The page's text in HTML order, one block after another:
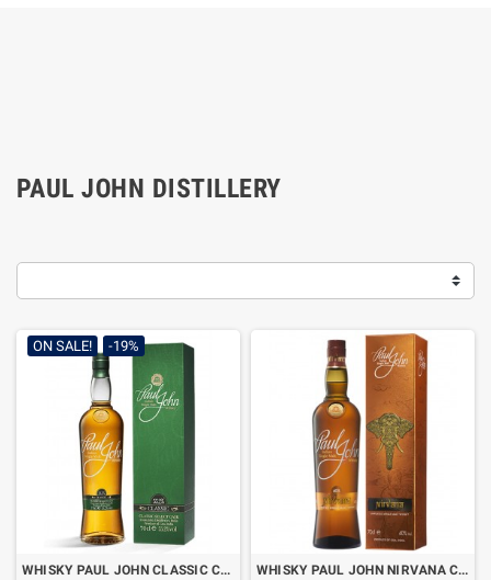
PAUL JOHN DISTILLERY
ON SALE! -19%
WHISKY PAUL JOHN CLASSIC CASK SELECT CL.70 WHISKY PAUL JOHN NIRVANA CL.70